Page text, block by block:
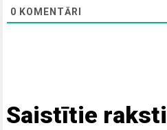
0 KOMENTĀRI
Saistītie raksti